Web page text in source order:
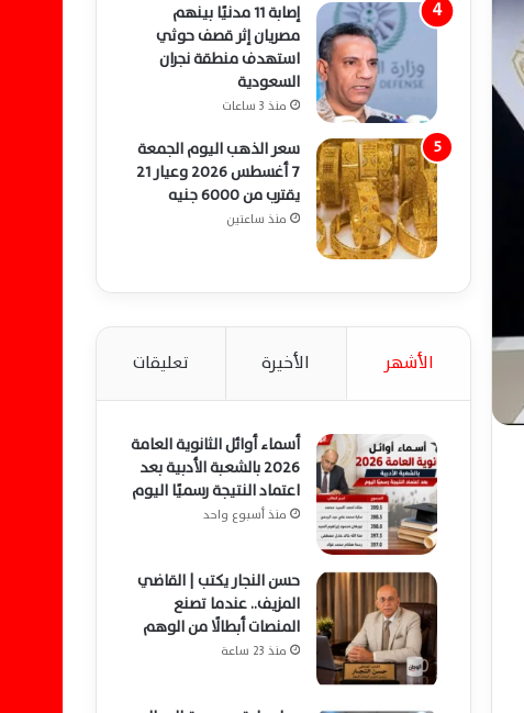
إصابة 11 مدنيًا بينهم
مصريان إثر قصف حوثي
استهدف منطقة نجران
السعودية
منذ 3 ساعات
سعر الذهب اليوم الجمعة
7 أغسطس 2026 وعيار 21
يقترب من 6000 جنيه
منذ ساعتين
الأشهر الأخيرة تعليقات
أسماء أوائل الثانوية العامة
2026 بالشعبة الأدبية بعد
اعتماد النتيجة رسميًا اليوم
منذ أسبوع واحد
حسن النجار يكتب | القاضي
المزيف.. عندما تصنع
المنصات أبطالًا من الوهم
منذ 23 ساعة